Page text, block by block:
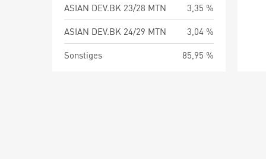
ASIAN DEV.BK 23/28 MTN
3,35 %
ASIAN DEV.BK 24/29 MTN
3,04 %
Sonstiges
85,95 %